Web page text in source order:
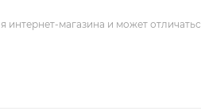
интернет-магазина и может